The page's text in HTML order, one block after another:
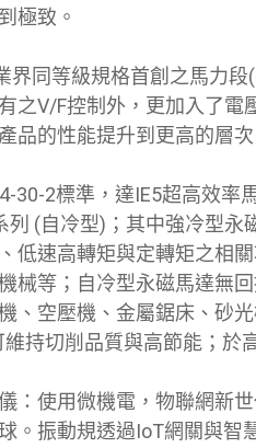
極致。
界同等級規格首創之馬力
之V/F控制外，更加入了電
品的性能提升到更高的層次
30-2標準，達IE5超高效率
列 (自冷型)；其中強冷型
低速高轉矩與定轉矩之相
械等；自冷型永磁馬達無
、空壓機、金屬鋸床、砂
持切削品質與高節能；於
：使用微機電，物聯網新
。振動規透過IoT網關與智